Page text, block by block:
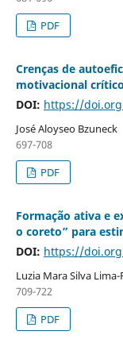
PDF
Crenças de
motivacional
DOI: https://
José Aloyseo Bzuneck
697-708
PDF
Formação ativa e
o coreto” para
DOI: https://
Luzia Mara Silva
709-722
PDF